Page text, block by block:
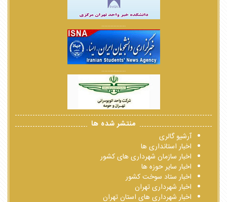
................
................
منتشر شده ها
آرشیو گالری
اخبار استانداری ها
اخبار سازمان شهرداری های کشور
اخبار سایر حوزه ها
اخبار ستاد سوخت کشور
اخبار شهرداری تهران
اخبار شهرداری های استان تهران